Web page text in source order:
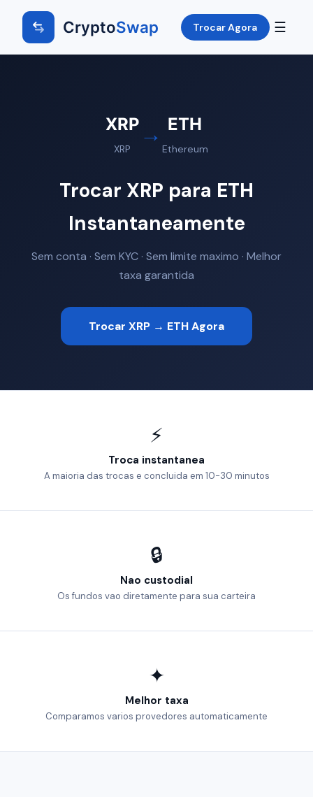
CryptoSwap Trocar Agora ☰
XRP
XRP
→ ETH
Ethereum
Trocar XRP para ETH
Instantaneamente
Sem conta · Sem KYC · Sem limite maximo · Melhor
taxa garantida
Trocar XRP → ETH Agora
⚡
Troca instantanea
A maioria das trocas e concluida em 10-30 minutos
🔒
Nao custodial
Os fundos vao diretamente para sua carteira
✦
Melhor taxa
Comparamos varios provedores automaticamente